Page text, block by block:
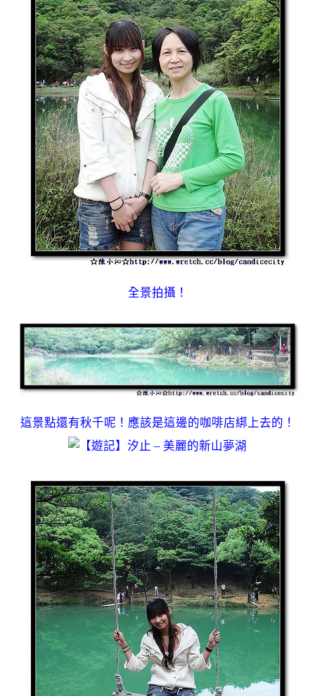
全景拍攝！
這景點還有秋千呢！應該是這邊的咖啡店綁上去的！